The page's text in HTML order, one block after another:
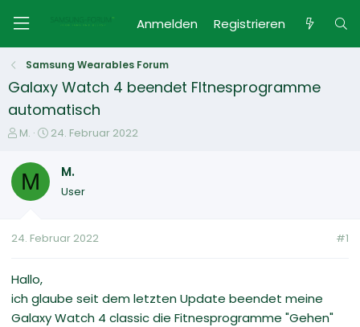
Anmelden Registrieren
Samsung Wearables Forum
Galaxy Watch 4 beendet FItnesprogramme
automatisch
E
s
e
e
M.
E
t
24. Februar 2022
M M.
User
24. Februar 2022 #1
Hallo,
ich glaube seit dem letzten Update beendet meine
Galaxy Watch 4 classic die Fitnesprogramme "Gehen"